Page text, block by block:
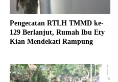
Pengecatan RTLH TMMD ke-
129 Berlanjut, Rumah Ibu Ety
Kian Mendekati Rampung